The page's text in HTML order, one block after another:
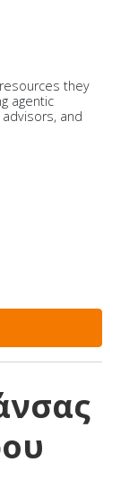
they
agentic
and